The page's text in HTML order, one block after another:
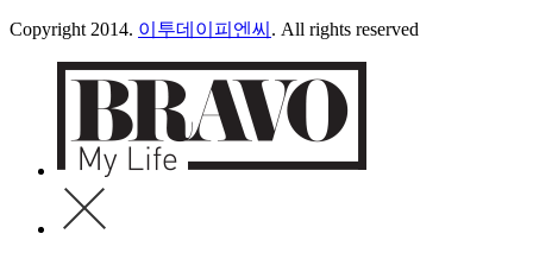
Copyright 2014. 이투데이피엔씨 . All rights reserved